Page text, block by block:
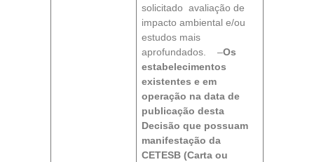
solicitado avaliação de
impacto ambiental e/ou
estudos mais
aprofundados. –Os
estabelecimentos
existentes e em
operação na data de
publicação desta
Decisão que possuam
manifestação da
CETESB (Carta ou